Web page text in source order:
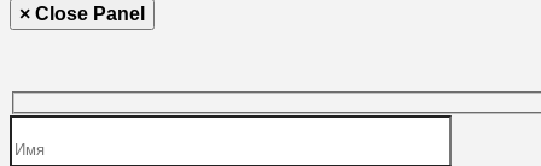
× Close Panel